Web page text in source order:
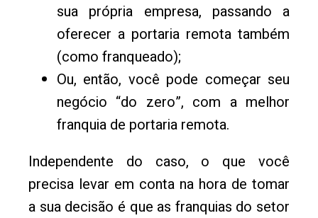
sua própria empresa, passando a
oferecer a portaria remota também
(como franqueado);
Ou, então, você pode começar seu
negócio “do zero”, com a melhor
franquia de portaria remota.
Independente do caso, o que você
precisa levar em conta na hora de tomar
a sua decisão é que as franquias do setor